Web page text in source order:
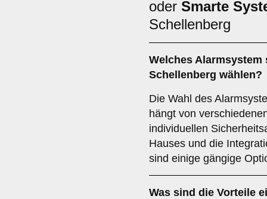
oder Smarte
Schellenberg
Welches Alarmsystem
Schellenberg wählen?
Die Wahl des
hängt von
individuellen
Hauses und die
sind einige gängige
Was sind die Vorteile